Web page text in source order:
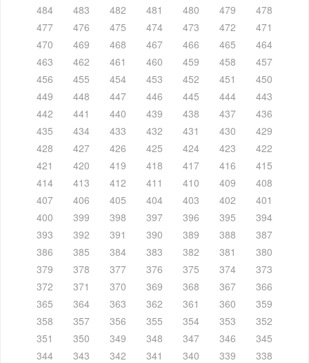
484
483 482 481 480 479
478
477
476 475 474 473 472
471
470
469 468 467 466 465
464
463
462 461 460 459 458
457
456
455 454 453 452 451
450
449
448 447 446 445 444
443
442
441 440 439 438 437
436
435
434 433 432 431 430
429
428
427 426 425 424 423
422
421
420 419 418 417 416
415
414
413 412 411 410 409
408
407
406 405 404 403 402
401
400
399 398 397 396 395
394
393
392 391 390 389 388
387
386
385 384 383 382 381
380
379
378 377 376 375 374
373
372
371 370 369 368 367
366
365
364 363 362 361 360
359
358
357 356 355 354 353
352
351
350 349 348 347 346
345
344
343 342 341 340 339
338